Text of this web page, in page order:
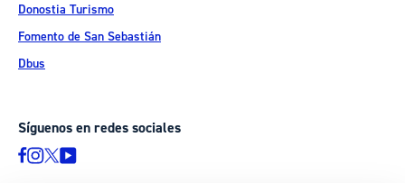
Donostia Turismo
Fomento de San Sebastián
Dbus
Síguenos en redes sociales